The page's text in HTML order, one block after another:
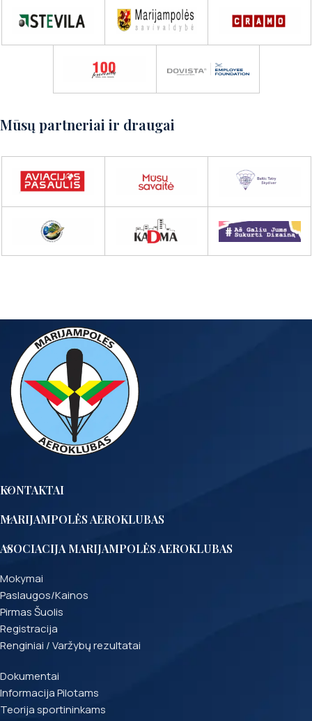
Susisiekite su mumis
Mūsų partneriai ir draugai
KONTAKTAI
MARIJAMPOLĖS AEROKLUBAS
ASOCIACIJA MARIJAMPOLĖS AEROKLUBAS
Mokymai
Paslaugos/Kainos
Pirmas Šuolis
Registracija
Renginiai / Varžybų rezultatai
Dokumentai
Informacija Pilotams
Teorija sportininkams